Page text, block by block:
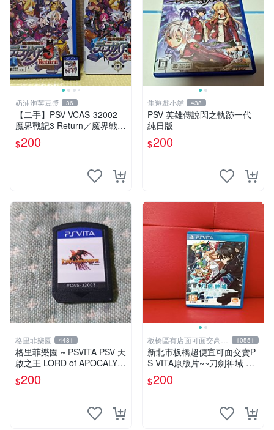
奶油泡芙豆漿 36
【二手】PSV VCAS-32002
魔界戰記3 Return／魔界戦記
ディスガイア3 Return／Disg
aea 3 Return
$200
隼遊戲小舖 438
PSV 英雄傳說閃之軌跡一代
純日版
$200
格里菲樂園 4481
格里菲樂園 ~ PSVITA PSV 天
啟之王 LORD of APOCALYP
SE 日版 裸卡
$200
板橋區有店面可面交高價
回收電玩
10551
新北市板橋超便宜可面交賣P
S VITA原版片~~刀劍神域 虛
空斷章 中文版~~實體店面可
面交
$200